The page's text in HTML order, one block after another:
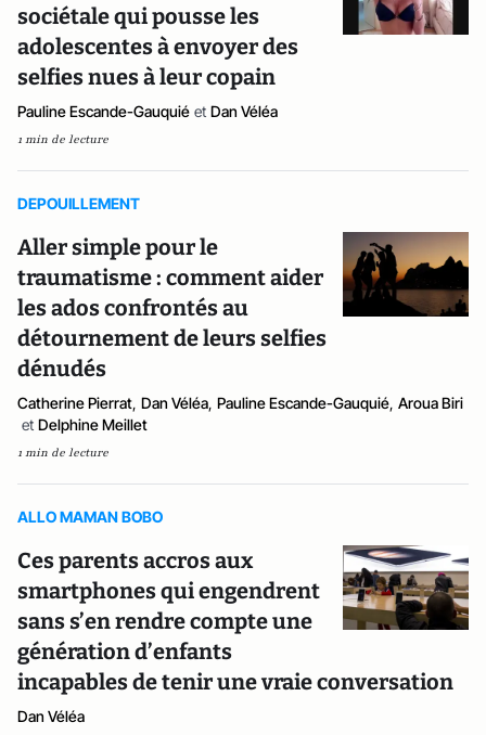
sociétale qui pousse les
adolescentes à envoyer des
selfies nues à leur copain
Pauline Escande-Gauquié et Dan Véléa
1 min de lecture
DEPOUILLEMENT
Aller simple pour le
traumatisme : comment aider
les ados confrontés au
détournement de leurs selfies
dénudés
Catherine Pierrat, Dan Véléa, Pauline Escande-Gauquié, Aroua Biri
et Delphine Meillet
1 min de lecture
ALLO MAMAN BOBO
Ces parents accros aux
smartphones qui engendrent
sans s’en rendre compte une
génération d’enfants
incapables de tenir une vraie conversation
Dan Véléa